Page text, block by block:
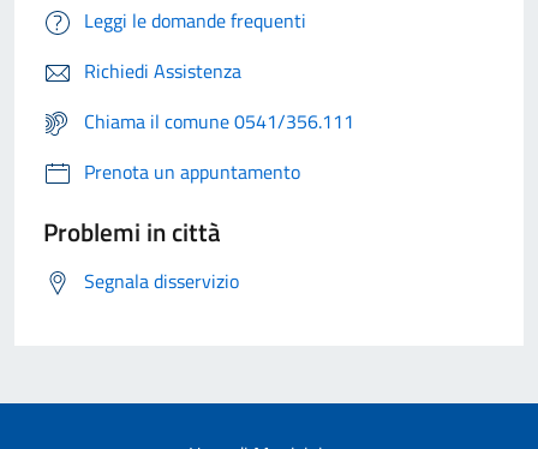
Leggi le domande frequenti
Richiedi Assistenza
Chiama il comune 0541/356.111
Prenota un appuntamento
Problemi in città
Segnala disservizio